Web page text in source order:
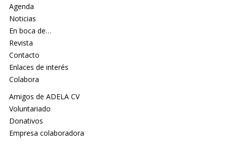
Agenda
Noticias
En boca de…
Revista
Contacto
Enlaces de interés
Colabora
Amigos de ADELA CV
Voluntariado
Donativos
Empresa colaboradora